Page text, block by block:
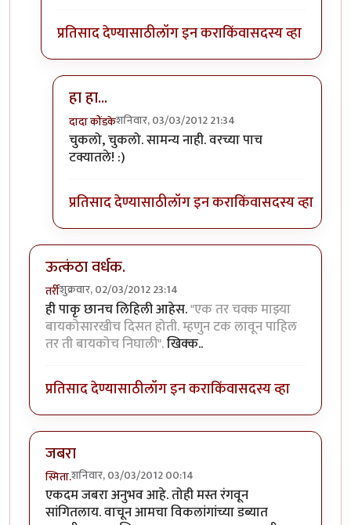
प्रतिसाद देण्यासाठीलॉग इन कराकिंवासदस्य व्हा
हा हा...
दादा कोंडकेशनिवार, 03/03/2012 21:34
In reply to??byअन्या दातार
चुकलो, चुकलो. सामन्य नाही. वरच्या पाच
टक्यातले! :)
प्रतिसाद देण्यासाठीलॉग इन कराकिंवासदस्य व्हा
ऊत्कंठा वर्धक.
तर्रीशुक्रवार, 02/03/2012 23:14
ही पाकृ छानच लिहिली आहेस."एक तर चक्क माझ्या
बायकोसारखीच दिसत होती. म्हणुन टक लावून पाहिल
तर ती बायकोच निघाली".खिक्क..
प्रतिसाद देण्यासाठीलॉग इन कराकिंवासदस्य व्हा
जबरा
स्मिता.शनिवार, 03/03/2012 00:14
एकदम जबरा अनुभव आहे. तोही मस्त रंगवून
सांगितलाय. वाचून आमचा विकलांगांच्या डब्यात